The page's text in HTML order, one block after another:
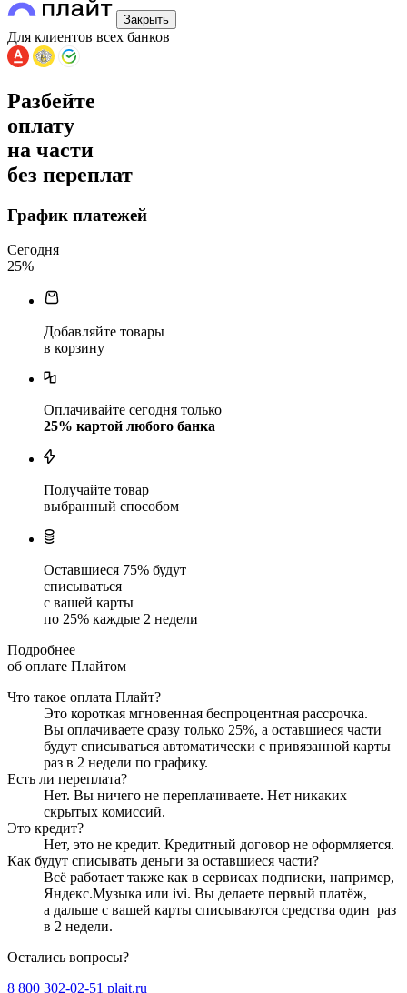
Закрыть
Для клиентов всех банков
Разбейте
оплату
на части
без переплат
График платежей
Сегодня
25%
Добавляйте товары
в корзину
Оплачивайте сегодня только
25% картой любого банка
Получайте товар
выбранный способом
Оставшиеся 75% будут
списываться
с вашей карты
по 25% каждые 2 недели
Подробнее
об оплате Плайтом
Что такое оплата Плайт?
Это короткая мгновенная беспроцентная рассрочка.
Вы оплачиваете сразу только 25%, а оставшиеся части
будут списываться автоматически с привязанной карты
раз в 2 недели по графику.
Есть ли переплата?
Нет. Вы ничего не переплачиваете. Нет никаких
скрытых комиссий.
Это кредит?
Нет, это не кредит. Кредитный договор не оформляется.
Как будут списывать деньги за оставшиеся части?
Всё работает также как в сервисах подписки, например,
Яндекс.Музыка или ivi. Вы делаете первый платёж,
а дальше с вашей карты списываются средства один раз
в 2 недели.
Остались вопросы?
8 800 302-02-51 plait.ru